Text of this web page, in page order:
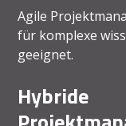
Agile
für komplexe
geeignet.
Hybride